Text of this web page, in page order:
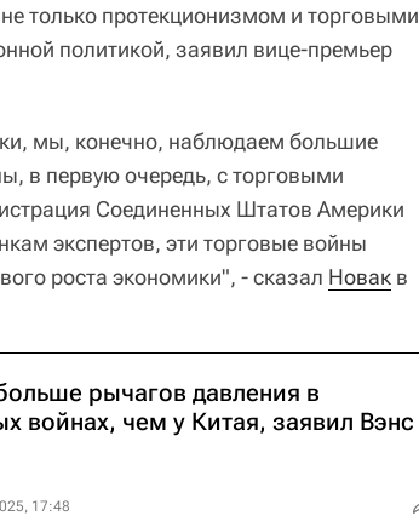
только протекционизмом и торговыми
политикой, заявил вице-премьер
мы, конечно, наблюдаем большие
в первую очередь, с торговыми
Соединенных Штатов Америки
экспертов, эти торговые войны
роста экономики", - сказал Новак в
рычагов давления в
войнах, чем у Китая, заявил Вэнс
17:48